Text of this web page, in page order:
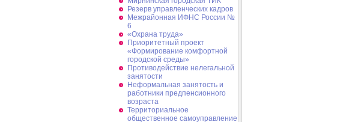
Резерв управленческих кадров
Межрайонная ИФНС России №
6
«Охрана труда»
Приоритетный проект
«Формирование комфортной
городской среды»
Противодействие нелегальной
занятости
Неформальная занятость и
работники предпенсионного
возраста
Территориальное
общественное самоуправление